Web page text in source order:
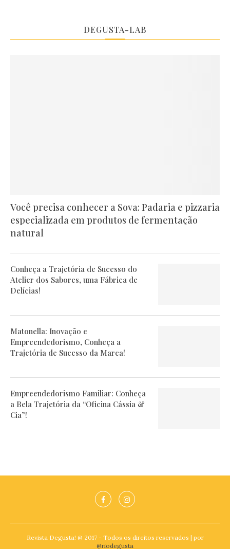
DEGUSTA-LAB
Você precisa conhecer a Sova: Padaria e pizzaria
especializada em produtos de fermentação
natural
Conheça a Trajetória de Sucesso do
Atelier dos Sabores, uma Fábrica de
Delícias!
Matonella: Inovação e
Empreendedorismo, Conheça a
Trajetória de Sucesso da Marca!
Empreendedorismo Familiar: Conheça
a Bela Trajetória da “Oficina Cássia &
Cia”!
Revista Degusta! @ 2017 - Todos os direitos reservados | por
@riodegusta